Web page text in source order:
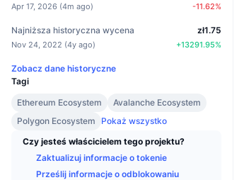
Apr 17, 2026 (4m ago) -11.62%
Najniższa historyczna wycena
Nov 24, 2022 (4y ago)
zł1.75
+13291.95%
Zobacz dane historyczne
Tagi
Ethereum Ecosystem
Avalanche Ecosystem
Polygon Ecosystem
Pokaż wszystko
Czy jesteś właścicielem tego projektu?
Zaktualizuj informacje o tokenie
Prześlij informacje o odblokowaniu